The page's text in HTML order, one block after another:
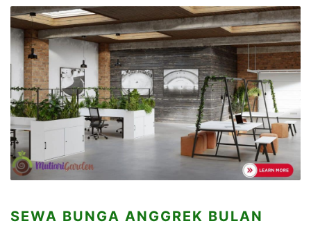
SEWA BUNGA ANGGREK BULAN